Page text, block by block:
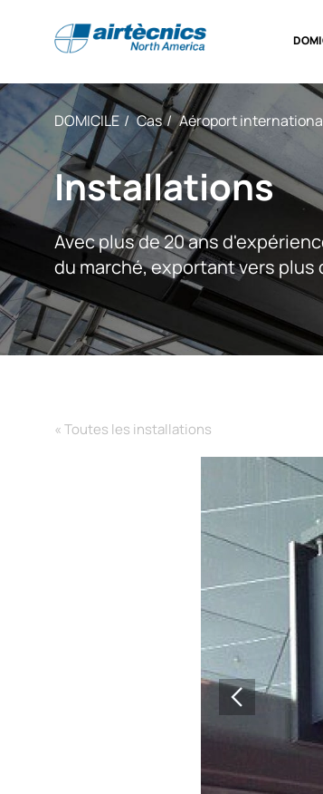
Installations
Avec plus de 20 ans
du marché, exportant vers plus
DOMICILE Cas Aéroport
« Toutes les installations